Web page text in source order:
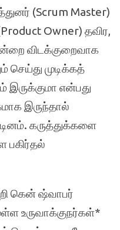
(Scrum Master)
Owner) தவிர,
விடக்குறைவாக
செய்து முடிக்கத்
என்பது
இருந்தால்
கருத்துக்களை
பகிர்தல்
கென் ஷ்வாபர்
உருவாக்குநர்கள்*